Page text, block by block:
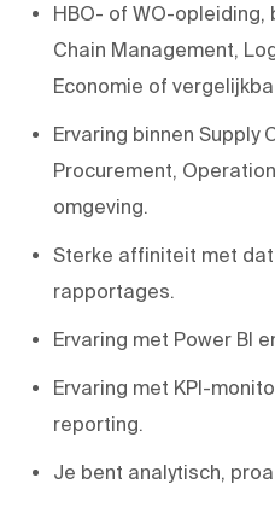
HBO- of WO-opleiding,
Chain Management,
Economie of
Ervaring binnen Supply
Procurement,
omgeving.
Sterke affiniteit met
rapportages.
Ervaring met Power BI
Ervaring met KPI-
reporting.
Je bent analytisch,